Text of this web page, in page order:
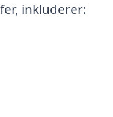
inkluderer: